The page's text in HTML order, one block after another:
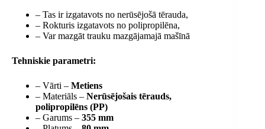
– Tas ir izgatavots no nerūsējošā tērauda,
– Rokturis izgatavots no polipropilēna,
– Var mazgāt trauku mazgājamajā mašīnā
Tehniskie parametri:
– Vārti – Metiens
– Materiāls – Nerūsējošais tērauds,
polipropilēns (PP)
– Garums – 355 mm